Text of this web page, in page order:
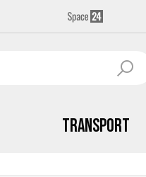
Transport